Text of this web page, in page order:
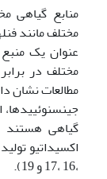
منابع گیاهی
مختلف مانند
عنوان یک
مختلف در
مطالعات نشان
گیاهی هستند
،16 ،17 و 19).